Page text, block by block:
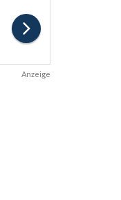
Anzeige